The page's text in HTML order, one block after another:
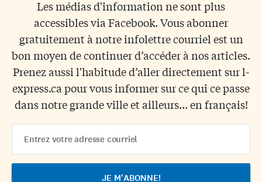
Les médias d'information ne sont plus
accessibles via Facebook. Vous abonner
gratuitement à notre infolettre courriel est un
bon moyen de continuer d’accéder à nos articles.
Prenez aussi l'habitude d’aller directement sur l-
express.ca pour vous informer sur ce qui ce passe
dans notre grande ville et ailleurs... en français!
Address